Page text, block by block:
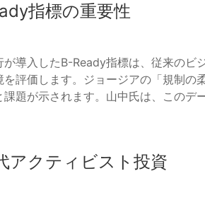
指標の重要性
が導入したB-Ready指標は、従来のビ
を評価します。ジョージアの「規制の
課題が示されます。山中氏は、このデ
アクティビスト投資